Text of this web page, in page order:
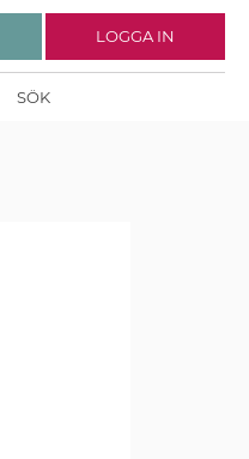
SÖK
LOGGA IN